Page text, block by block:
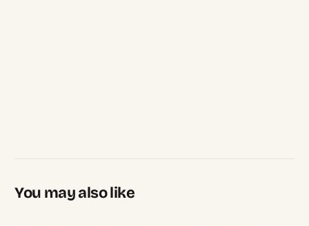
You may also like